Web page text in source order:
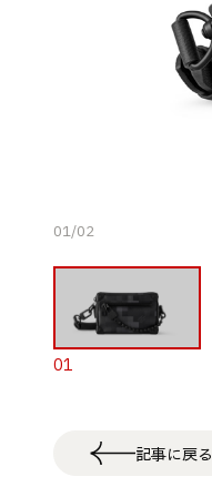
01/02
01
記事に戻る